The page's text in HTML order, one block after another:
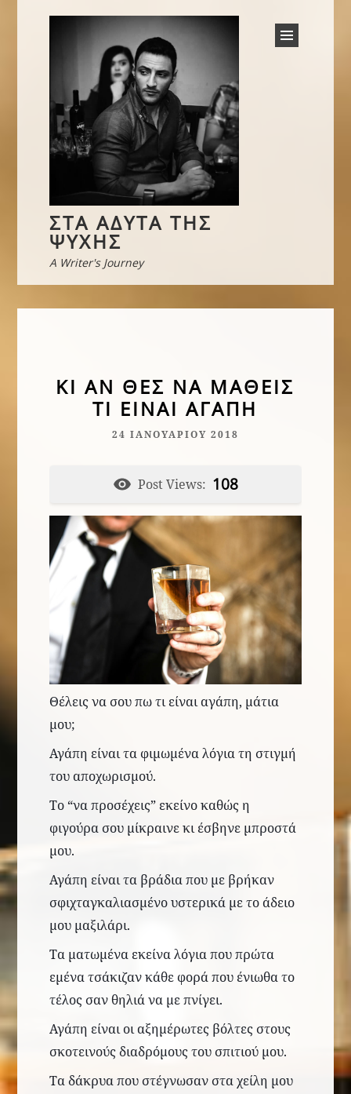
“Είμαι καλά…”
Τα φιμωμένα “σ’ αγαπώ”
Εξιδανίκευση23 Φεβρουαρίου 2025
ΣΤΑ ΆΔΥΤΑ ΤΗΣ
ΨΥΧΉΣ
A Writer's Journey
ΚΙ ΑΝ ΘΕΣ ΝΑ ΜΆΘΕΙΣ
ΤΙ ΕΊΝΑΙ ΑΓΆΠΗ
24 ΙΑΝΟΥΑΡΊΟΥ 2018
Post Views: 108
Θέλεις να σου πω τι είναι αγάπη, μάτια
μου;
Αγάπη είναι τα φιμωμένα λόγια τη στιγμή
του αποχωρισμού.
Το “να προσέχεις” εκείνο καθώς η
φιγούρα σου μίκραινε κι έσβηνε μπροστά
μου.
Αγάπη είναι τα βράδια που με βρήκαν
σφιχταγκαλιασμένο υστερικά με το άδειο
μου μαξιλάρι.
Τα ματωμένα εκείνα λόγια που πρώτα
εμένα τσάκιζαν κάθε φορά που ένιωθα το
τέλος σαν θηλιά να με πνίγει.
Αγάπη είναι οιαξημέρωτες βόλτες στους
σκοτεινούςδιαδρόμους του σπιτιού μου.
Τα δάκρυα που στέγνωσανστα χείλη μου